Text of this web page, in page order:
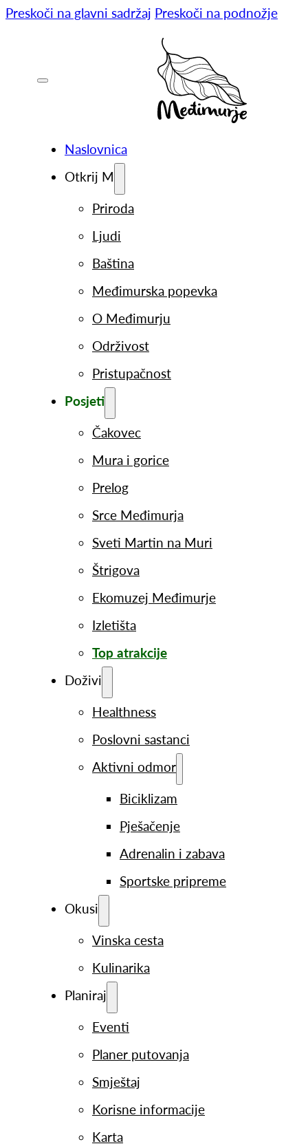
Preskoči na glavni sadržaj Preskoči na podnožje
Naslovnica
Otkrij M
Priroda
Ljudi
Baština
Međimurska popevka
O Međimurju
Održivost
Pristupačnost
Posjeti
Čakovec
Mura i gorice
Prelog
Srce Međimurja
Sveti Martin na Muri
Štrigova
Ekomuzej Međimurje
Izletišta
Top atrakcije
Doživi
Healthness
Poslovni sastanci
Aktivni odmor
Biciklizam
Pješačenje
Adrenalin i zabava
Sportske pripreme
Okusi
Vinska cesta
Kulinarika
Planiraj
Eventi
Planer putovanja
Smještaj
Korisne informacije
Karta